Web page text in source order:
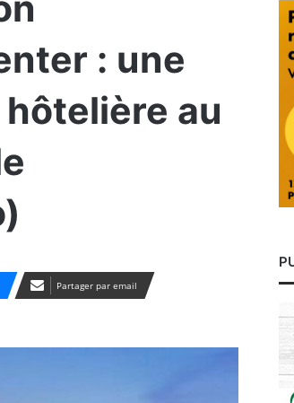
: une
au
Partager par email